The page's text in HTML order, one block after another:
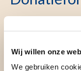
Wij willen onze
We gebruiken
Stap
1
1